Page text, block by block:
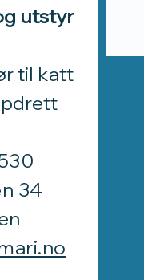
utstyr
til katt
34